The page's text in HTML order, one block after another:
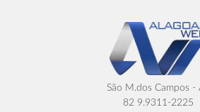
São M.dos Campos -
82 9.9311-2225